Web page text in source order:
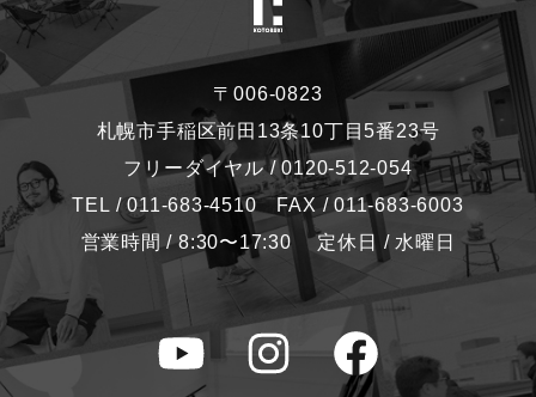
〒006-0823
札幌市手稲区前田13条10丁目5番23号
フリーダイヤル / 0120-512-054
TEL / 011-683-4510 FAX / 011-683-6003
営業時間 / 8:30〜17:30 定休日 / 水曜日